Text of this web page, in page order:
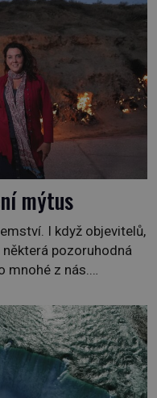
celém světě se
mýtus
I když objevitelů,
pozoruhodná
mnohé z nás.
jsou jedny z míst,
Uznávaná
prozkoumat
možná doposud